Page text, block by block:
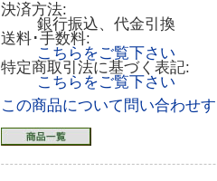
決済方法:
銀行振込、代金引換
送料･手数料:
こちらをご覧下さい
特定商取引法に基づく表記:
こちらをご覧下さい
この商品について問い合わせ